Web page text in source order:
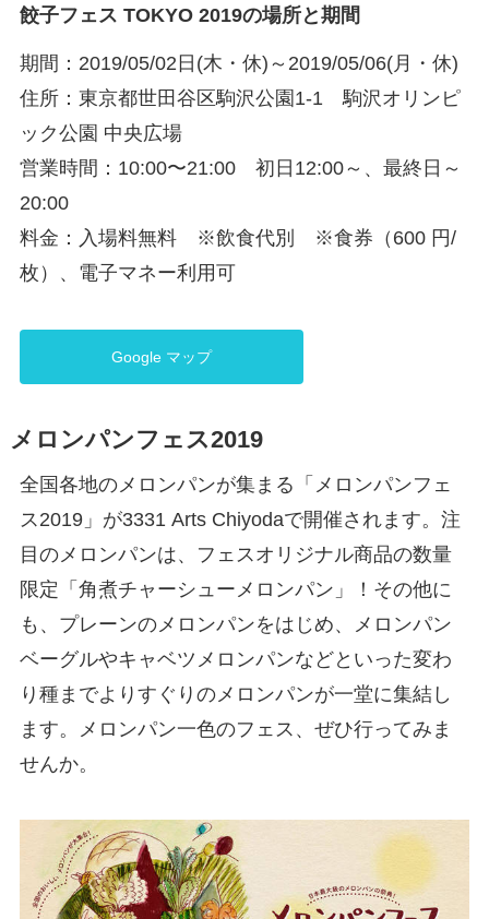
餃子フェス TOKYO 2019の場所と期間
期間：2019/05/02日(木・休)～2019/05/06(月・休)
住所：東京都世田谷区駒沢公園1-1 駒沢オリンピ
ック公園 中央広場
営業時間：10:00〜21:00 初日12:00～、最終日～
20:00
料金：入場料無料 ※飲食代別 ※食券（600 円/
枚）、電子マネー利用可
Google マップ
メロンパンフェス2019
全国各地のメロンパンが集まる「メロンパンフェ
ス2019」が3331 Arts Chiyodaで開催されます。注
目のメロンパンは、フェスオリジナル商品の数量
限定「角煮チャーシューメロンパン」！その他に
も、プレーンのメロンパンをはじめ、メロンパン
ベーグルやキャベツメロンパンなどといった変わ
り種までよりすぐりのメロンパンが一堂に集結し
ます。メロンパン一色のフェス、ぜひ行ってみま
せんか。